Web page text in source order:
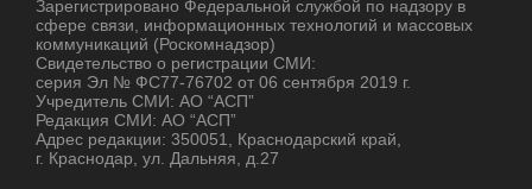
Зарегистрировано Федеральной службой по надзору в
сфере связи, информационных технологий и массовых
коммуникаций (Роскомнадзор)
Свидетельство о регистрации СМИ:
серия Эл № ФС77-76702 от 06 сентября 2019 г.
Учредитель СМИ: АО “АСП”
Редакция СМИ: АО “АСП”
Адрес редакции: 350051, Краснодарский край,
г. Краснодар, ул. Дальняя, д.27